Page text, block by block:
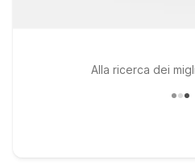
Alla ricerca dei